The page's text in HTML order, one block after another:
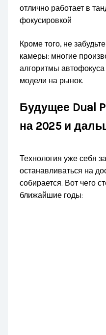
отлично работает в
фокусировкой
Кроме того, не
камеры: многие
алгоритмы
модели на рынок.
Будущее Dual
на 2025 и
Технология уже себя
останавливаться на
собирается. Вот чего
ближайшие годы: